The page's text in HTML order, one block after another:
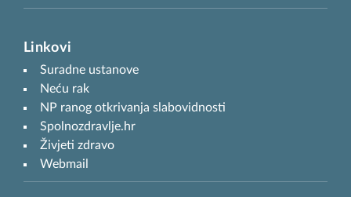
Linkovi
Suradne ustanove
Neću rak
NP ranog otkrivanja slabovidnosti
Spolnozdravlje.hr
Živjeti zdravo
Webmail